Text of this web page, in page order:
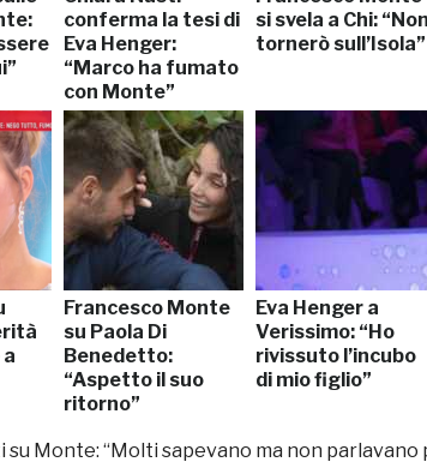
conferma la tesi di
Eva Henger:
“Marco ha fumato
con Monte”
si svela a Chi: “Non
tornerò sull’Isola”
Francesco Monte
su Paola Di
Benedetto:
“Aspetto il suo
ritorno”
Eva Henger a
Verissimo: “Ho
rivissuto l’incubo
di mio figlio”
su Monte: “Molti sapevano ma non parlavano